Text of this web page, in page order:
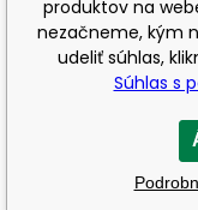
produktov na
nezačneme, kým
udeliť súhlas,
Súhlas s